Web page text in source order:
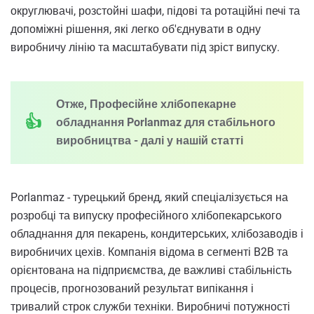
округлювачі, розстойні шафи, підові та ротаційні печі та
допоміжні рішення, які легко об'єднувати в одну
виробничу лінію та масштабувати під зріст випуску.
Отже, Професійне хлібопекарне
обладнання Porlanmaz для стабільного
виробництва - далі у нашій статті
Porlanmaz - турецький бренд, який спеціалізується на
розробці та випуску професійного хлібопекарського
обладнання для пекарень, кондитерських, хлібозаводів і
виробничих цехів. Компанія відома в сегменті B2B та
орієнтована на підприємства, де важливі стабільність
процесів, прогнозований результат випікання і
тривалий строк служби техніки. Виробничі потужності